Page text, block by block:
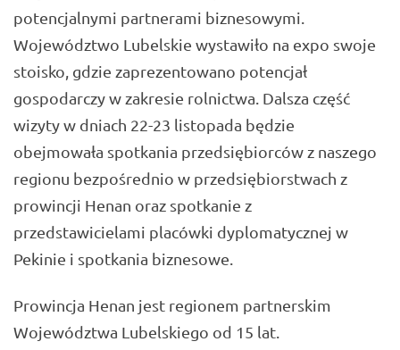
potencjalnymi partnerami biznesowymi.
Województwo Lubelskie wystawiło na expo swoje
stoisko, gdzie zaprezentowano potencjał
gospodarczy w zakresie rolnictwa. Dalsza część
wizyty w dniach 22-23 listopada będzie
obejmowała spotkania przedsiębiorców z naszego
regionu bezpośrednio w przedsiębiorstwach z
prowincji Henan oraz spotkanie z
przedstawicielami placówki dyplomatycznej w
Pekinie i spotkania biznesowe.
Prowincja Henan jest regionem partnerskim
Województwa Lubelskiego od 15 lat.